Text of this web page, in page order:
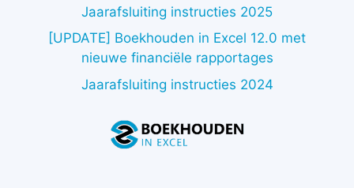
Jaarafsluiting instructies 2025
[UPDATE] Boekhouden in Excel 12.0 met
nieuwe financiële rapportages
Jaarafsluiting instructies 2024